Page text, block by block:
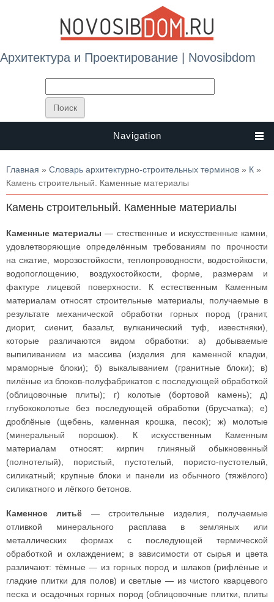
Архитектура и Проектирование | Novosibdom
Navigation
Вы здесь
Главная » Словарь архитектурно-строительных терминов » К »
Камень строительный. Каменные материалы
Камень строительный. Каменные материалы
Каменные материалы — стественные и искусственные камни,
удовлетворяющие определённым требованиям по прочности
на сжатие, морозостойкости, теплопроводности, водостойкости,
водопоглощению, воздухостойкости, форме, размерам и
фактуре лицевой поверхности. К естественным Каменным
материалам относят строительные материалы, получаемые в
результате механической обработки горных пород (гранит,
диорит, сиенит, базальт, вулканический туф, известняки),
которые различаются видом обработки: а) добываемые
выпиливанием из массива (изделия для каменной кладки,
мраморные блоки); б) выкалыванием (гранитные блоки); в)
пилёные из блоков-полуфабрикатов с последующей обработкой
(облицовочные плиты); г) колотые (бортовой камень); д)
глубококолотые без последующей обработки (брусчатка); е)
дроблёные (щебень, каменная крошка, песок); ж) молотые
(минеральный порошок). К искусственным Каменным
материалам относят: кирпич глиняный обыкновенный
(полнотелый), пористый, пустотелый, пористо-пустотелый,
силикатный; крупные блоки и панели из обычного (тяжёлого)
силикатного и лёгкого бетонов.
Каменное литьё — строительные изделия, получаемые
отливкой минерального расплава в земляных или
металлических формах с последующей термической
обработкой и охлаждением; в зависимости от сырья и цвета
различают: тёмные — из горных пород и шлаков (рифлёные и
гладкие плитки для полов) и светлые — из чистого кварцевого
песка и осадочных горных пород (облицовочные плитки, плиты